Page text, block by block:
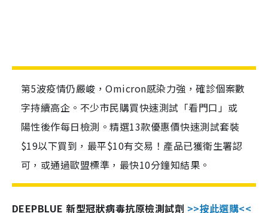
第5波疫情仍嚴峻，Omicron感染力強，確診個案數
字持續高企。不少市民購買快速測試「看門口」或
陽性後作每日檢測。精選13款優惠價快速測試套裝
$19以下買到，最平$10有交易！產品已獲衛生署認
可，或通過歐盟標準，最快10分鐘知結果。
DEEPBLUE 新型冠狀病毒抗原檢測試劑 >>按此選購<<